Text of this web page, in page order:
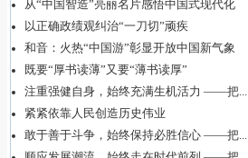
从“中国智造”亮丽名片感悟中国式现代化
以正确政绩观纠治“一刀切”顽疾
和音：火热“中国游”彰显开放中国新气象
既要“厚书读薄”又要“薄书读厚”
注重强健自身，始终充满生机活力 ——把...
紧紧依靠人民创造历史伟业
敢于善于斗争，始终保持必胜信心 ——把...